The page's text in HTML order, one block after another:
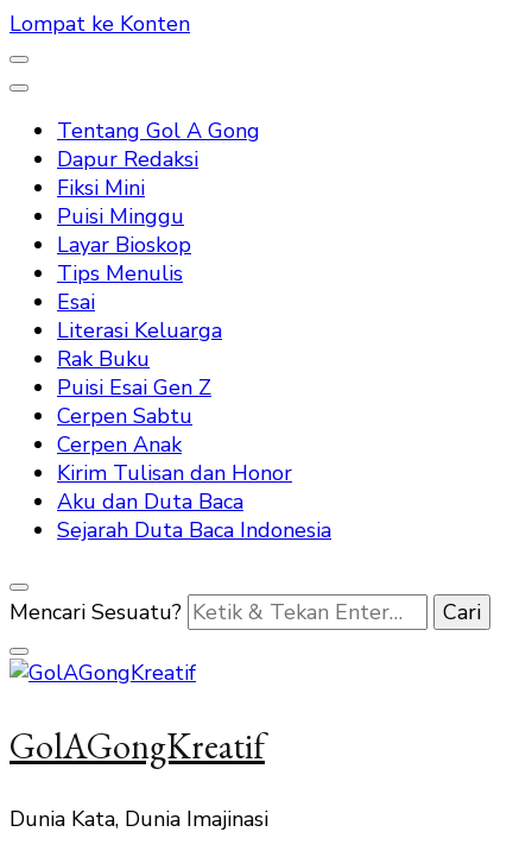
Lompat ke Konten
Tentang Gol A Gong
Dapur Redaksi
Fiksi Mini
Puisi Minggu
Layar Bioskop
Tips Menulis
Esai
Literasi Keluarga
Rak Buku
Puisi Esai Gen Z
Cerpen Sabtu
Cerpen Anak
Kirim Tulisan dan Honor
Aku dan Duta Baca
Sejarah Duta Baca Indonesia
Mencari Sesuatu?
GolAGongKreatif
Dunia Kata, Dunia Imajinasi